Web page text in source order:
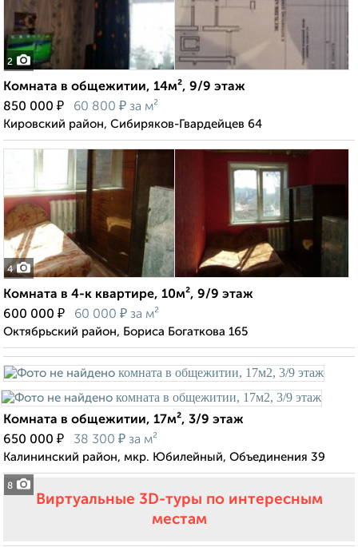
2
Комната в общежитии, 14м², 9/9 этаж
850 000 ₽ 60 800 ₽ за м²
Кировский район, Сибиряков-Гвардейцев 64
4
Комната в 4-к квартире, 10м², 9/9 этаж
600 000 ₽ 60 000 ₽ за м²
Октябрьский район, Бориса Богаткова 165
8
Комната в общежитии, 17м², 3/9 этаж
650 000 ₽ 38 300 ₽ за м²
Калининский район, мкр. Юбилейный, Объединения 39
Виртуальные 3D-туры по интересным
местам